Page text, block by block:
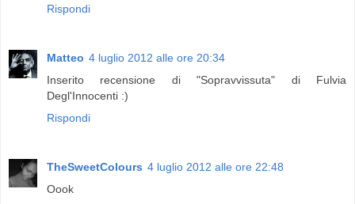
Rispondi
Matteo 4 luglio 2012 alle ore 20:34
Inserito recensione di "Sopravvissuta" di Fulvia
Degl'Innocenti :)
Rispondi
TheSweetColours 4 luglio 2012 alle ore 22:48
Oook